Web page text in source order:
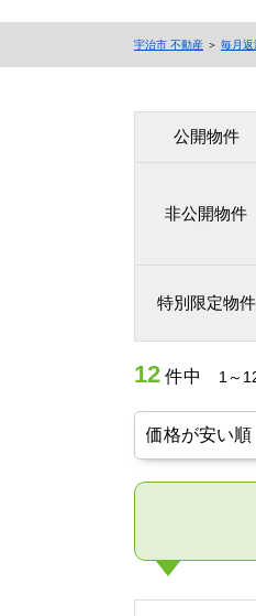
宇治市 不動産 ＞ 毎月返
公開物件
非公開物件
特別限定物件
12 件中 1～